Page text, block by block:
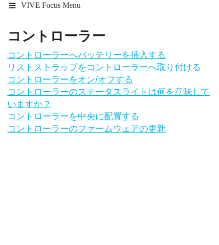
VIVE Focus Menu
コントローラー
コントローラーへバッテリーを挿入する
リストストラップをコントローラーへ取り付ける
コントローラーをオン/オフする
コントローラーのステータスライトは何を意味して
いますか？
コントローラーを中央に配置する
コントローラーのファームウェアの更新